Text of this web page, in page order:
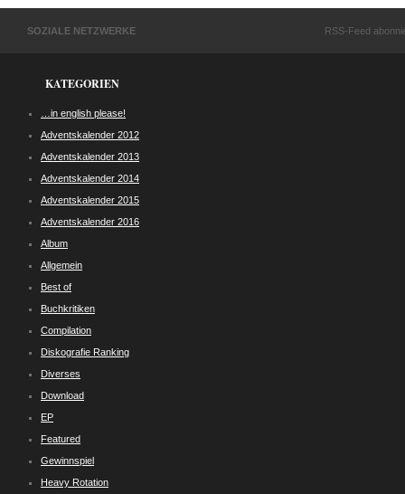
SOZIALE NETZWERKE RSS-Feed
KATEGORIEN
…in english please!
Adventskalender 2012
Adventskalender 2013
Adventskalender 2014
Adventskalender 2015
Adventskalender 2016
Album
Allgemein
Best of
Buchkritiken
Compilation
Diskografie Ranking
Diverses
Download
EP
Featured
Gewinnspiel
Heavy Rotation